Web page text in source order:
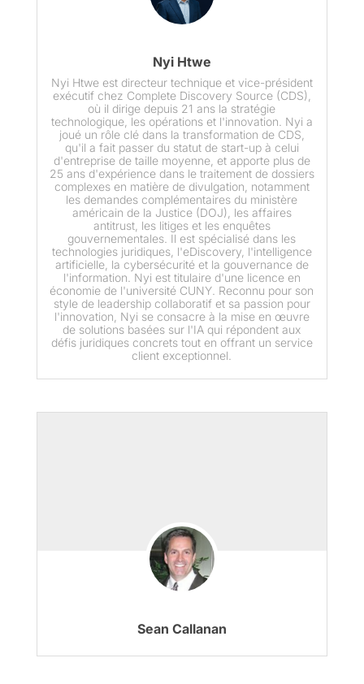
Nyi Htwe
Nyi Htwe est directeur technique et vice-président
exécutif chez Complete Discovery Source (CDS),
où il dirige depuis 21 ans la stratégie
technologique, les opérations et l'innovation. Nyi a
joué un rôle clé dans la transformation de CDS,
qu'il a fait passer du statut de start-up à celui
d'entreprise de taille moyenne, et apporte plus de
25 ans d'expérience dans le traitement de dossiers
complexes en matière de divulgation, notamment
les demandes complémentaires du ministère
américain de la Justice (DOJ), les affaires
antitrust, les litiges et les enquêtes
gouvernementales. Il est spécialisé dans les
technologies juridiques, l'eDiscovery, l'intelligence
artificielle, la cybersécurité et la gouvernance de
l'information. Nyi est titulaire d'une licence en
économie de l'université CUNY. Reconnu pour son
style de leadership collaboratif et sa passion pour
l'innovation, Nyi se consacre à la mise en œuvre
de solutions basées sur l'IA qui répondent aux
défis juridiques concrets tout en offrant un service
client exceptionnel.
Sean Callanan